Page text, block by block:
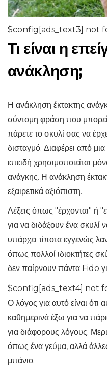
$config[ads_text3] not
Τι είναι η
ανάκληση;
Η ανάκληση έκτακτης
σύντομη φράση που
πάρετε το σκυλί σας να
δισταγμό. Διαφέρει από
επειδή χρησιμοποιείται
ανάγκης. Η ανάκληση
εξαιρετικά αξιόπιστη.
Λέξεις όπως "έρχονται" ή
για να διδάξουν ένα σκυλί
υπάρχει τίποτα εγγενώς
όπως πολλοί ιδιοκτήτες
δεν παίρνουν πάντα Fido
$config[ads_text4] not
Ο λόγος για αυτό είναι ότι
καθημερινά έξω για να
για διάφορους λόγους.
όπως ένα γεύμα, αλλά
μπάνιο.